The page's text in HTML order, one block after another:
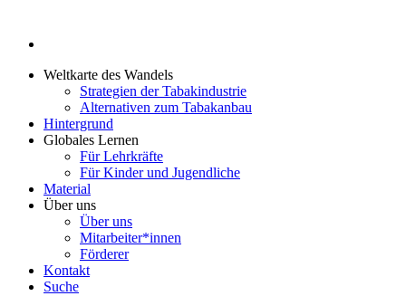
Weltkarte des Wandels
Strategien der Tabakindustrie
Alternativen zum Tabakanbau
Hintergrund
Globales Lernen
Für Lehrkräfte
Für Kinder und Jugendliche
Material
Über uns
Über uns
Mitarbeiter*innen
Förderer
Kontakt
Suche